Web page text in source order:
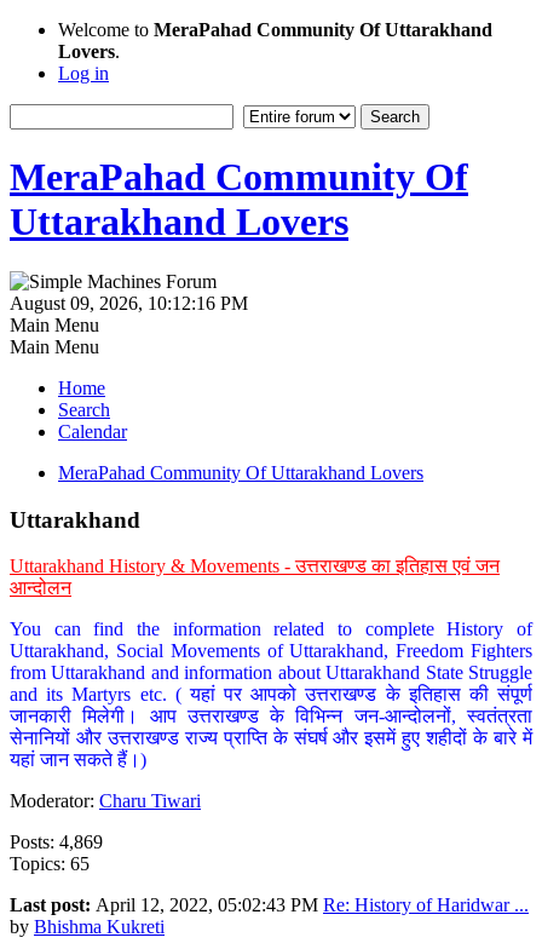
Welcome to MeraPahad Community Of Uttarakhand
Lovers.
Log in
MeraPahad Community Of
Uttarakhand Lovers
August 09, 2026, 10:12:16 PM
Main Menu
Main Menu
Home
Search
Calendar
MeraPahad Community Of Uttarakhand Lovers
Uttarakhand
Uttarakhand History & Movements - उत्तराखण्ड का इतिहास एवं जन
आन्दोलन
You can find the information related to complete History of
Uttarakhand, Social Movements of Uttarakhand, Freedom Fighters
from Uttarakhand and information about Uttarakhand State Struggle
and its Martyrs etc. ( यहां पर आपको उत्तराखण्ड के इतिहास की संपूर्ण
जानकारी मिलेगी। आप उत्तराखण्ड के विभिन्न जन-आन्दोलनों, स्वतंत्रता
सेनानियों और उत्तराखण्ड राज्य प्राप्ति के संघर्ष और इसमें हुए शहीदों के बारे में
यहां जान सकते हैं।)
Moderator: Charu Tiwari
Posts: 4,869
Topics: 65
Last post: April 12, 2022, 05:02:43 PM Re: History of Haridwar ...
by Bhishma Kukreti